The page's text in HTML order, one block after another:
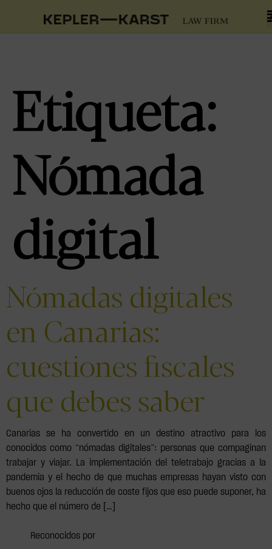
Etiqueta:
Nómada
digital
Nómadas digitales
en Canarias:
cuestiones fiscales
que debes saber
Canarias se ha convertido en un destino atractivo para los
conocidos como “nómadas digitales”: personas que compaginan
trabajar y viajar. La implementación del teletrabajo gracias a la
pandemia y el hecho de que muchas empresas hayan visto con
buenos ojos la reducción de coste fijos que eso puede suponer, ha
hecho que el número de […]
Reconocidos por